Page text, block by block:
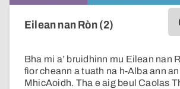
Eilean nan Ròn (2)
Bha mi a’ bruidhinn mu Eilean nan
fìor cheann a tuath na h-Alba ann
MhicAoidh. Tha e aig beul Caolas